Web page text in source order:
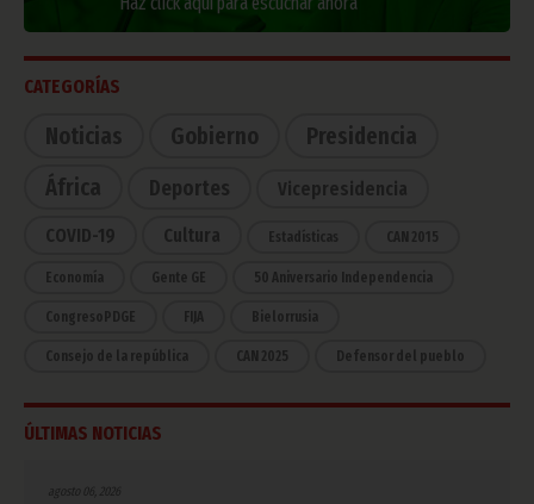
CATEGORÍAS
Noticias Gobierno
Presidencia
África
Deportes Vicepresidencia
COVID-19 Cultura Estadísticas CAN 2015
Economía Gente GE 50 Aniversario Independencia
CongresoPDGE FIJA Bielorrusia
Consejo de la república CAN 2025 Defensor del pueblo
ÚLTIMAS NOTICIAS
agosto 06, 2026